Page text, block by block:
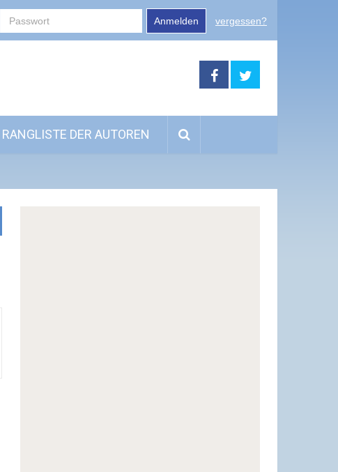
Anmelden vergessen?
RANGLISTE DER AUTOREN